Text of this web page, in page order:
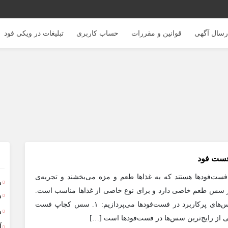
آگهی قوانین و مقررات حساب کاربری تبلیغات در ویکی فود
فود
هستند که به غذاها طعم و مزه می‌بخشند و تجربه‌ی
سس طعم خاصی دارد و برای نوع خاصی از غذاها مناسب است.
در زیر به معرفی انواع سس‌های پرکاربرد در فست‌فودها می‌پردازیم: ۱. سس کچاپ فست